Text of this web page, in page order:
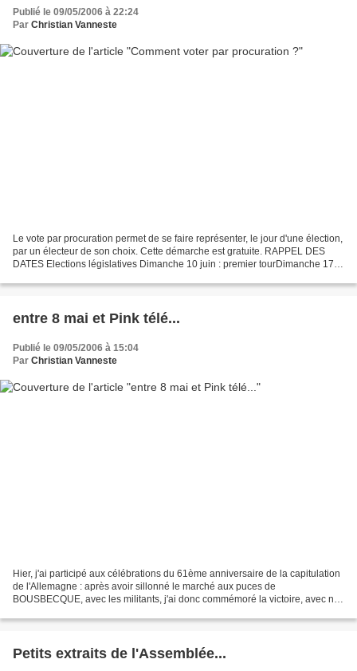
Publié le 09/05/2006 à 22:24
Par Christian Vanneste
Le vote par procuration permet de se faire représenter, le jour d'une élection,
par un électeur de son choix. Cette démarche est gratuite. RAPPEL DES
DATES Elections législatives Dimanche 10 juin : premier tourDimanche 17
entre 8 mai et Pink télé...
Publié le 09/05/2006 à 15:04
Par Christian Vanneste
Hier, j'ai participé aux célébrations du 61ème anniversaire de la capitulation
de l'Allemagne : après avoir sillonné le marché aux puces de
BOUSBECQUE, avec les militants, j'ai donc commémoré la victoire, avec nos
Petits extraits de l'Assemblée...